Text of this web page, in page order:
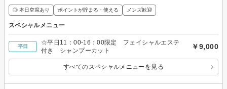
◎ 本日空席あり ポイントが貯まる・使える メンズ歓迎
スペシャルメニュー
平日
☆平日11：00-16：00限定 フェイシャルエステ
付き シャンプーカット
￥9,000
すべてのスペシャルメニューを見る